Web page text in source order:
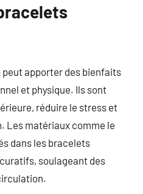
apporter des bienfaits
et physique. Ils sont
réduire le stress et
Les matériaux comme le
dans les bracelets
soulageant des